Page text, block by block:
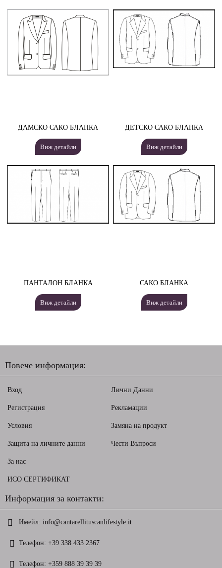
ДАМСКО САКО БЛАНКА
Виж детайли
ДЕТСКО САКО БЛАНКА
Виж детайли
ПАНТАЛОН БЛАНКА
Виж детайли
САКО БЛАНКА
Виж детайли
Повече информация:
Вход
Регистрация
Условия
Защита на личните данни
Лични Данни
Рекламации
Замяна на продукт
Чести Въпроси
За нас
ИСО СЕРТИФИКАТ
Информация за контакти:
Имейл: info@cantarellituscanlifestyle.it
Телефон: +39 338 433 2367
Телефон: +359 888 39 39 39